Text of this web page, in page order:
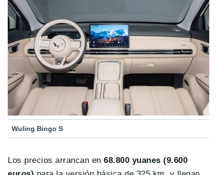
Wuling Bingo S
Los precios arrancan en68.800 yuanes (9.600